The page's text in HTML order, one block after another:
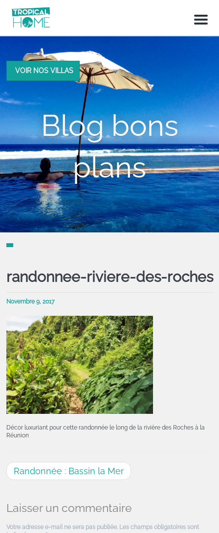
M
n
VOIR NOS VILLAS
Blog bons
plans
randonnee-riviere-des-roches
Novembre 9, 2017
Décor luxuriant pour cette randonnée le long de la rivière des Roches à la
Réunion
Randonnée : Bassin la Mer
Laisser un commentaire
Votre adresse e-mail ne sera pas publiée. Les champs obligatoires sont